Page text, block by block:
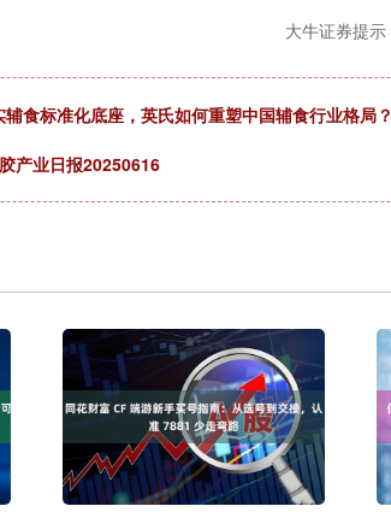
大牛证券提示
食标准化底座，英氏如何重塑中国辅食行业格局？
产业日报20250616